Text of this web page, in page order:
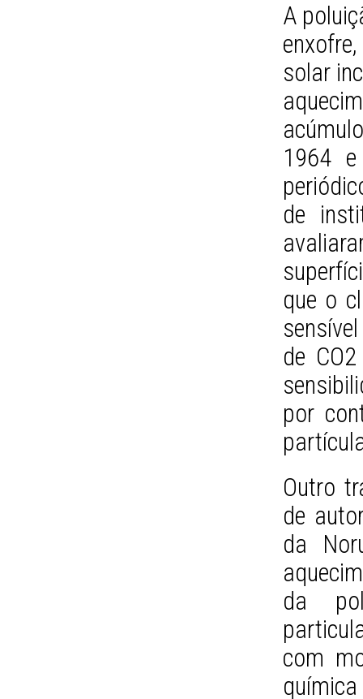
A
solar
1964
de
que o
de
por
Outro
de
da
da
com